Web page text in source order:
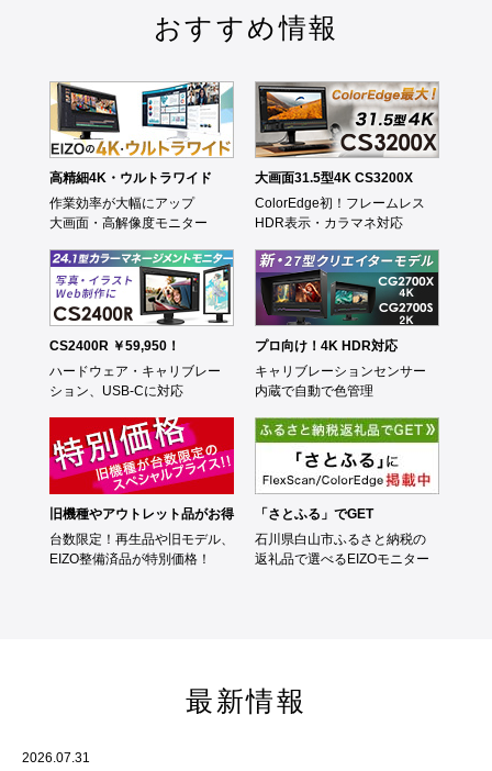
おすすめ情報
高精細4K・ウルトラワイド
作業効率が大幅にアップ
大画面・高解像度モニター
大画面31.5型4K CS3200X
ColorEdge初！フレームレス
HDR表示・カラマネ対応
CS2400R ￥59,950！
ハードウェア・キャリブレー
ション、USB-Cに対応
プロ向け！4K HDR対応
キャリブレーションセンサー
内蔵で自動で色管理
旧機種やアウトレット品がお得
台数限定！再生品や旧モデル、
EIZO整備済品が特別価格！
「さとふる」でGET
石川県白山市ふるさと納税の
返礼品で選べるEIZOモニター
最新情報
2026.07.31